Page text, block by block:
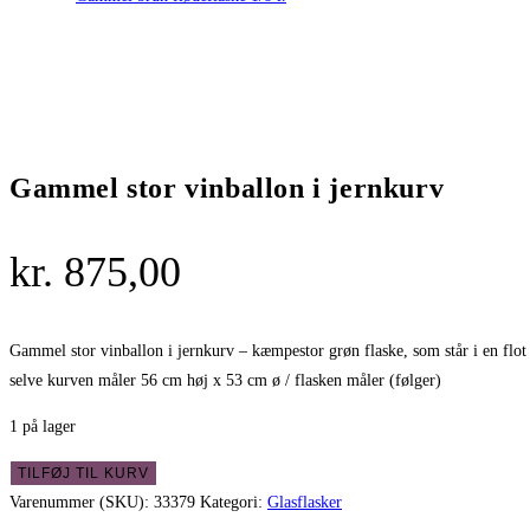
Gammel stor vinballon i jernkurv
kr. 875,00
Gammel stor vinballon i jernkurv – kæmpestor grøn flaske, som står i en
selve kurven måler 56 cm høj x 53 cm ø / flasken måler (følger)
1 på lager
Gammel
stor
TILFØJ TIL KURV
Varenummer (SKU): 33379 Kategori: Glasflasker